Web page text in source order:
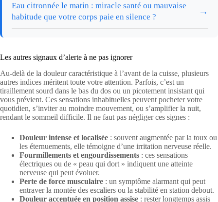
Eau citronnée le matin : miracle santé ou mauvaise
habitude que votre corps paie en silence ?
→
Les autres signaux d’alerte à ne pas ignorer
Au-delà de la douleur caractéristique à l’avant de la cuisse, plusieurs
autres indices méritent toute votre attention. Parfois, c’est un
tiraillement sourd dans le bas du dos ou un picotement insistant qui
vous prévient. Ces sensations inhabituelles peuvent pocheter votre
quotidien, s’inviter au moindre mouvement, ou s’amplifier la nuit,
rendant le sommeil difficile. Il ne faut pas négliger ces signes :
Douleur intense et localisée : souvent augmentée par la toux ou
les éternuements, elle témoigne d’une irritation nerveuse réelle.
Fourmillements et engourdissements : ces sensations
électriques ou de « peau qui dort » indiquent une atteinte
nerveuse qui peut évoluer.
Perte de force musculaire : un symptôme alarmant qui peut
entraver la montée des escaliers ou la stabilité en station debout.
Douleur accentuée en position assise : rester longtemps assis